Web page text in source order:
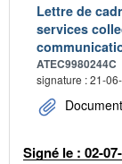
Lettre de
services
ATEC9980244C
signature : 21-
Signé le : 02-